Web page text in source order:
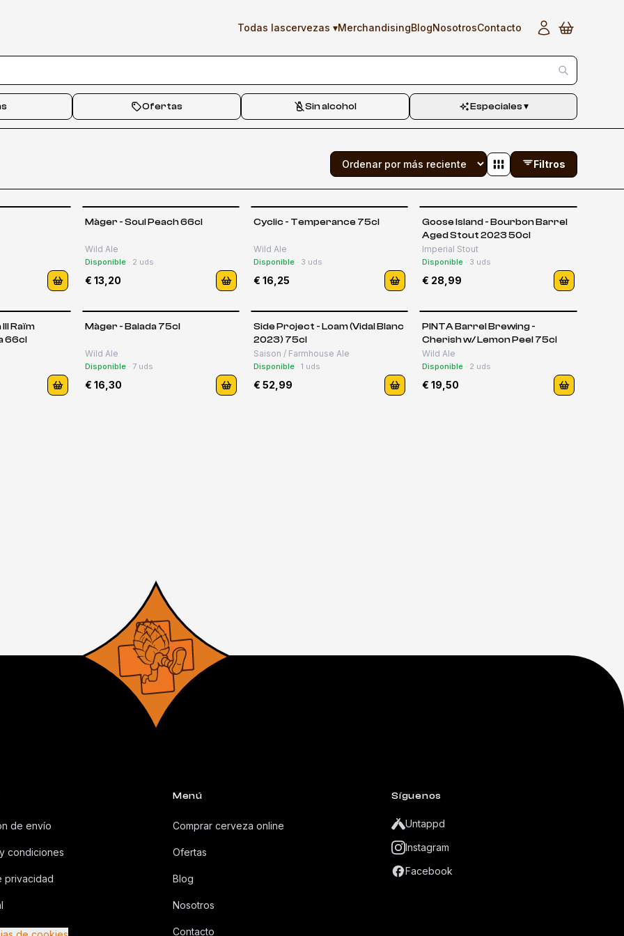
Todas lascervezas ▾MerchandisingBlogNosotrosContacto
Ofertas Sin alcohol Especiales▾
Filtros
Màger - Soul Peach 66cl
Wild Ale
Disponible· 2 uds
€ 13,20
Cyclic - Temperance 75cl
Wild Ale
Disponible· 3 uds
€ 16,25
Goose Island - Bourbon Barrel
Aged Stout 2023 50cl
Imperial Stout
Disponible · 3 uds
€ 28,99
Raïm
66cl
Màger - Balada 75cl
Wild Ale
Disponible· 7uds
€ 16,30
Side Project - Loam (Vidal Blanc
2023) 75cl
Saison / Farmhouse Ale
Disponible· 1 uds
€ 52,99
PINTA Barrel Brewing -
Cherish w/ Lemon Peel 75cl
Wild Ale
Disponible · 2 uds
€ 19,50
de envío
condiciones
privacidad
Menú
Comprar cerveza online
Ofertas
Blog
Nosotros
Contacto
Síguenos
Untappd
Instagram
Facebook